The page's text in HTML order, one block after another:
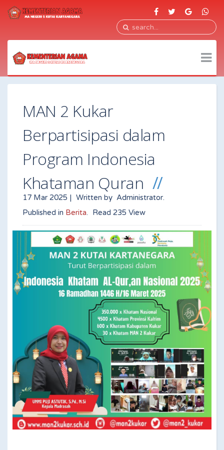
MAN 2 Kukar
Berpartisipasi dalam
Program Indonesia
Khataman Quran
17 Mar 2025 | Written by Administrator.
Published in Berita. Read 235 View